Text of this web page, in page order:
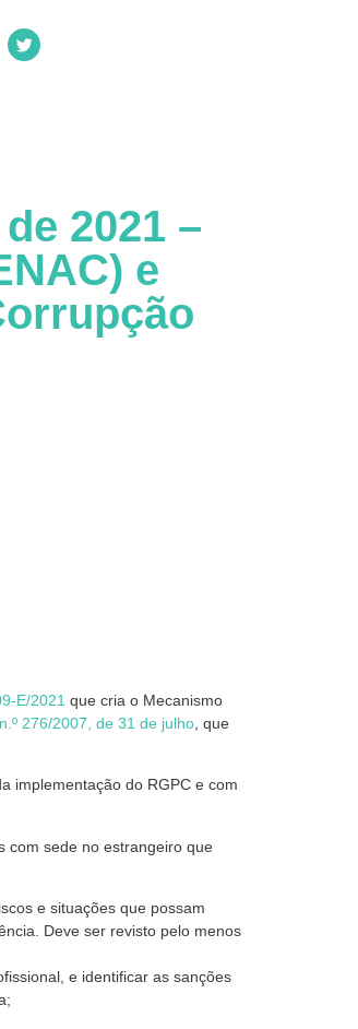
2021 –
e
E/2021 que cria o Mecanismo
276/2007, de 31 de julho , que
implementação do RGPC e com
com sede no estrangeiro que
e situações que possam
Deve ser revisto pelo menos
e identificar as sanções